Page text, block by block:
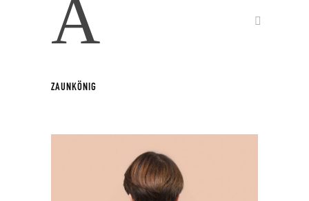
A
ZAUNKÖNIG